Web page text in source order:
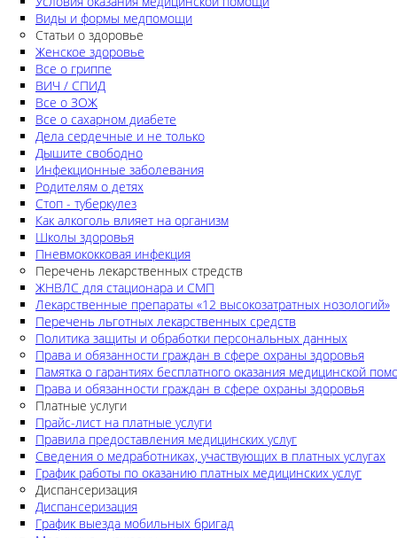
Виды и формы медпомощи
Статьи о здоровье
Женское здоровье
Все о гриппе
ВИЧ / СПИД
Все о ЗОЖ
Все о сахарном диабете
Дела сердечные и не только
Дышите свободно
Инфекционные заболевания
Родителям о детях
Стоп - туберкулез
Как алкоголь влияет на организм
Школы здоровья
Пневмококковая инфекция
Перечень лекарственных стредств
ЖНВЛС для стационара и СМП
Лекарственные препараты «12 высокозатратных нозологий»
Перечень льготных лекарственных средств
Политика защиты и обработки персональных данных
Права и обязанности граждан в сфере охраны здоровья
Памятка о гарантиях бесплатного оказания медицинской
Права и обязанности граждан в сфере охраны здоровья
Платные услуги
Прайс-лист на платные услуги
Правила предоставления медицинских услуг
Сведения о медработниках, участвующих в платных услугах
График работы по оказанию платных медицинских услуг
Диспансеризация
Диспансеризация
График выезда мобильных бригад